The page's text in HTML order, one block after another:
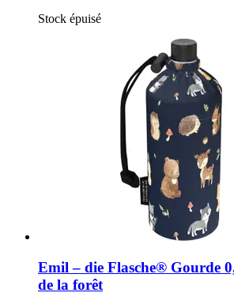
Stock épuisé
Emil – die Flasche® Gourde
de la forêt